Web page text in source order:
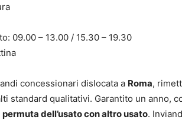
09.00 – 13.00 / 15.30 – 19.30
concessionari dislocata a Roma,
standard qualitativi. Garantito un anno,
permuta dell’usato con altro usato.